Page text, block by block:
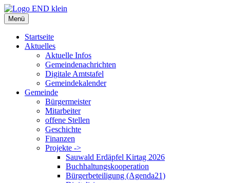
Zum
Inhalt
springen
Menü
Startseite
Aktuelles
Aktuelle Infos
Gemeindenachrichten
Digitale Amtstafel
Gemeindekalender
Gemeinde
Bürgermeister
Mitarbeiter
offene Stellen
Geschichte
Finanzen
Projekte ->
Sauwald Erdäpfel Kirtag 2026
Buchhaltungskooperation
Bürgerbeteiligung (Agenda21)